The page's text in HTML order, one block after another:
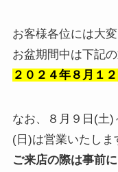
お客様各位には大
お盆期間中は下記
２０２４年８月１
なお、８月９日(土)
(日)は営業いたしま
ご来店の際は事前